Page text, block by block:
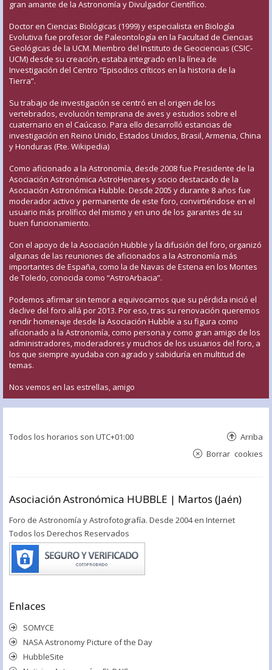
gran amante de la Astronomía y Divulgador Científico.
Doctor en Ciencias Biológicas (1999) y especialista en Biología
Evolutiva fue profesor de Paleontología en la Facultad de Ciencias
Geológicas de la UCM. Miembro del Instituto de Geociencias (CSIC-
UCM) desde su creación, estaba integrado en la línea de
Investigación del Centro “Episodios críticos en la historia de la
Tierra”.
Su trabajo de investigación se centró en el origen de los
vertebrados, evolución temprana de aves y estudios sobre el
cuaternario en el Caúcaso. Para ello desarrolló estancias de
investigación en Reino Unido, Estados Unidos, Brasil, Armenia, China
y Honduras (Fte. Wikipedia)
Como aficionado a la Astronomía, desde 2008 fue Presidente de la
Asociación Astronómica AstroHenares y socio destacado de la
Asociación Astronómica Hubble. Desde 2005 y durante 8 años fue
moderador activo y permanente de este foro, convirtiéndose en el
usuario más prolífico del mismo y en uno de los garantes de su
buen funcionamiento.
Con el apoyo de la Asociación Hubble y la difusión del foro, organizó
algunas de las reuniones de aficionados a la Astronomía más
importantes de España, como la de Navas de Estena en los Montes
de Toledo, conocida como “AstroArbacia”.
Podemos afirmar sin temor a equivocarnos que su pérdida inició el
declive del foro allá por 2013. Por eso, tras su renovación queremos
rendir homenaje desde la Asociación Hubble a su figura como
aficionado a la Astronomía, como persona y como gran amigo de los
administradores, moderadores y muchos de los usuarios del foro, a
los que siempre ayudaba con agrado y sabiduría en multitud de
temas.
Nos vemos en las estrellas, amigo
Todos los horarios son UTC+01:00 Arriba
Borrar cookies
Asociación Astronómica HUBBLE | Martos (Jaén)
Foro de Astronomía y Astrofotografía. Desde 2004 en Internet
Todos los Derechos Reservados
Enlaces
SOMYCE
NASA Astronomy Picture of the Day
HubbleSite